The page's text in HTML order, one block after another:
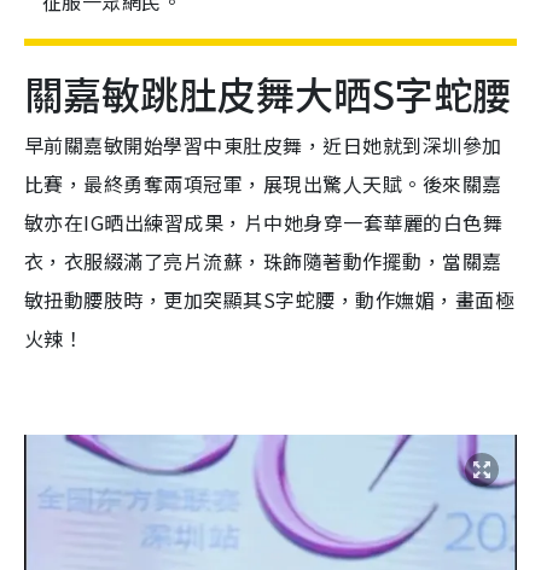
關嘉敏跳肚皮舞大晒S字蛇腰
早前關嘉敏開始學習中東肚皮舞，近日她就到深圳參加
比賽，最終勇奪兩項冠軍，展現出驚人天賦。後來關嘉
敏亦在IG晒出練習成果，片中她身穿一套華麗的白色舞
衣，衣服綴滿了亮片流蘇，珠飾隨著動作擺動，當關嘉
敏扭動腰肢時，更加突顯其S字蛇腰，動作嫵媚，畫面極
火辣！